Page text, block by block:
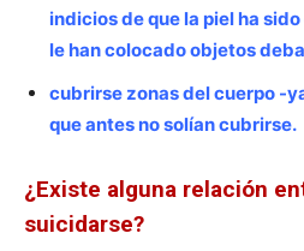
indicios de que la piel ha
le han colocado objetos
cubrirse zonas del cuerpo -
que antes no solían cubrirse.
¿Existe alguna relación
suicidarse?